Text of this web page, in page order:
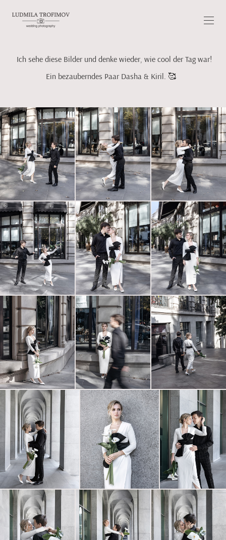
Ich sehe diese Bilder und denke wieder, wie cool der Tag war!
Ein bezauberndes Paar Dasha & Kiril. 🥰